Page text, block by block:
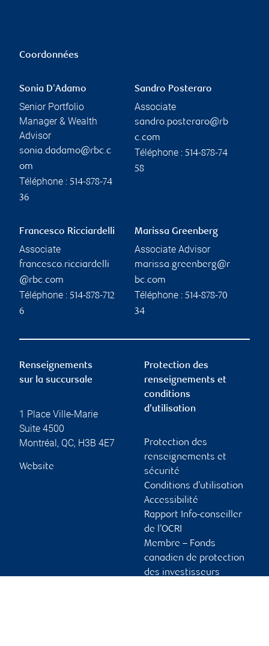
Coordonnées
Sonia D'Adamo
Senior Portfolio
Manager & Wealth
Advisor
sonia.dadamo@rbc.c
om
Téléphone : 514-878-74
36
Sandro Posteraro
Associate
sandro.posteraro@rb
c.com
Téléphone : 514-878-74
58
Francesco Ricciardelli
Associate
francesco.ricciardelli
@rbc.com
Téléphone : 514-878-712
6
Marissa Greenberg
Associate Advisor
marissa.greenberg@r
bc.com
Téléphone : 514-878-70
34
Renseignements
sur la succursale
1 Place Ville-Marie
Suite 4500
Montréal, QC, H3B 4E7
Website
Protection des
renseignements et
conditions
d’utilisation
Protection des
renseignements et
sécurité
Conditions d’utilisation
Accessibilité
Rapport Info-conseiller
de l’OCRI
Membre – Fonds
canadien de protection
des investisseurs